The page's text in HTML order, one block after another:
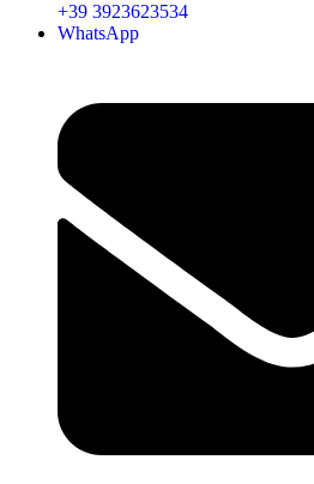
+39 3923623534
WhatsApp